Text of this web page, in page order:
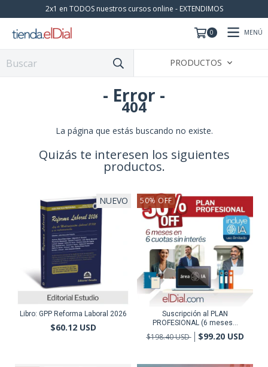
2x1 en TODOS nuestros cursos online - EXTENDIMOS
0 MENÚ
PRODUCTOS
- Error -
404
La página que estás buscando no existe.
Quizás te interesen los siguientes
productos.
NUEVO
Libro: GPP Reforma Laboral 2026
$60.12 USD
50% OFF
Suscripción al PLAN
PROFESIONAL (6 meses...
$198.40 USD $99.20 USD